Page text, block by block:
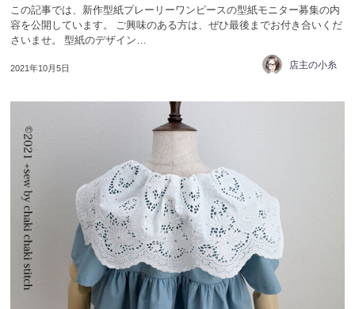
この記事では、新作型紙プレーリーワンピースの型紙モニター募集の内
容を公開しています。 ご興味のある方は、ぜひ最後までお付き合いくだ
さいませ。 型紙のデザイン…
2021年10月5日 店主の小糸